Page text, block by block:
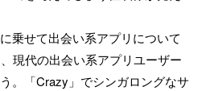
乗せて出会い系アプリについて
現代の出会い系アプリユーザー
。「Crazy」でシンガロングなサ